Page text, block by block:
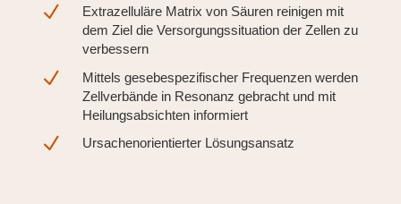
N
Extrazelluläre Matrix von Säuren reinigen mit
dem Ziel die Versorgungssituation der Zellen zu
verbessern
N
Mittels gesebespezifischer Frequenzen werden
Zellverbände in Resonanz gebracht und mit
Heilungsabsichten informiert
N Ursachenorientierter Lösungsansatz